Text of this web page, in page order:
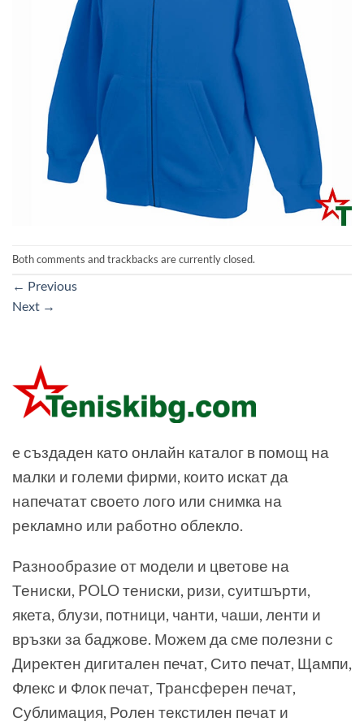
Both comments and trackbacks are currently closed.
← Previous
Next →
e създаден като онлайн каталог в помощ на
малки и големи фирми, които искат да
напечатат своето лого или снимка на
рекламно или работно облекло.
Разнообразие от модели и цветове на
Тениски, POLO тениски, ризи, суитшърти,
якета, блузи, потници, чанти, чаши, ленти и
връзки за баджове. Можем да сме полезни с
Директен дигитален печат, Сито печат, Щампи,
Флекс и Флок печат, Трансферен печат,
Сублимация, Ролен текстилен печат и